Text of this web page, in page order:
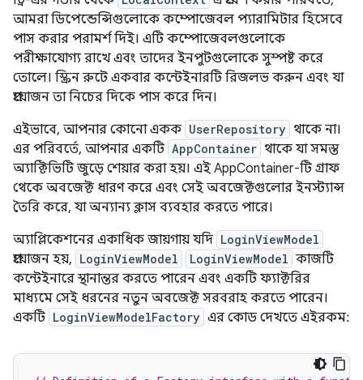
আমরা ডিপেন্ডেন্সিগুলোকে কম্পোজেবল প্যারামিটার হিসেবে
পাস করার পরামর্শ দিই। এটি কম্পোজেবলগুলোকে
পরীক্ষাযোগ্য রাখে এবং তাদের ইনপুটগুলোকে সুস্পষ্ট করে
তোলে। স্ক্রিন রুটে একবার কন্টেইনারটি রিজলভ করুন এবং যা
প্রয়োজন তা নিচের দিকে পাস করে দিন।
এইভাবে, আপনার কোনো একক UserRepository থাকে না।
এর পরিবর্তে, আপনার একটি AppContainer থাকে যা সমস্ত
অ্যাক্টিভিটি জুড়ে শেয়ার করা হয়। এই AppContainer-টি গ্রাফ
থেকে অবজেক্ট ধারণ করে এবং সেই অবজেক্টগুলোর ইনস্ট্যান্স
তৈরি করে, যা অন্যান্য ক্লাস ব্যবহার করতে পারে।
অ্যাপ্লিকেশনের একাধিক জায়গায় যদি LoginViewModel
প্রয়োজন হয়, LoginViewModel LoginViewModel কাজটি
কন্টেইনারে স্থানান্তর করতে পারেন এবং একটি ফ্যাক্টরির
মাধ্যমে সেই ধরনের নতুন অবজেক্ট সরবরাহ করতে পারেন।
একটি LoginViewModelFactory এর কোড দেখতে এইরকম: